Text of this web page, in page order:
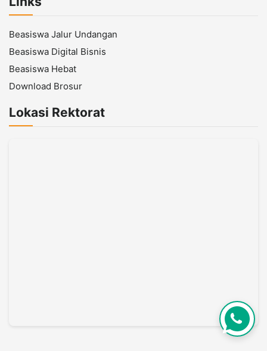
Beasiswa Jalur Undangan
Beasiswa Digital Bisnis
Beasiswa Hebat
Download Brosur
Lokasi Rektorat